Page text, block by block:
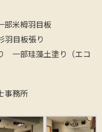
米栂羽目板
目板張り
一部珪藻土塗り（エコ
事務所